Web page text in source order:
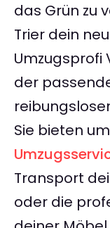
das Grün zu
Trier dein
Umzugsprofi
der
Sie bieten
Transport
oder die